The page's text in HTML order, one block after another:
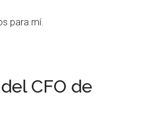
para mí.
CFO de